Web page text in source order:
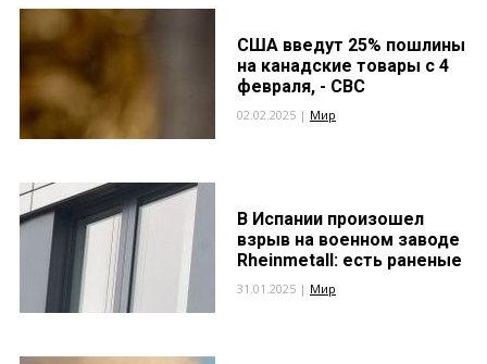
США введут 25% пошлины
на канадские товары с 4
февраля, - CBC
02.02.2025 | Мир
В Испании произошел
взрыв на военном заводе
Rheinmetall: есть раненые
31.01.2025 | Мир